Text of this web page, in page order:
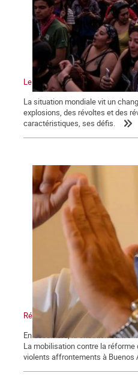
Le vent de la révolution souffle
La situation mondiale vit un
explosions, des révoltes et des
caractéristiques, ses défis.
Réforme des retraites en
En décembre, la situation était
La mobilisation contre la
violents affrontements à Buenos